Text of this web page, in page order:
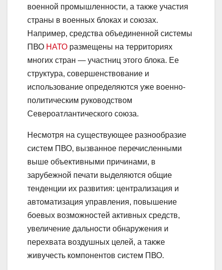
военной промышленности, а также участия
страны в военных блоках и союзах.
Например, средства объединенной системы
ПВО НАТО размещены на территориях
многих стран — участниц этого блока. Ее
структура, совершенствование и
использование определяются уже военно-
политическим руководством
Североатлантического союза.
Несмотря на существующее разнообразие
систем ПВО, вызванное перечисленными
выше объективными причинами, в
зарубежной печати выделяются общие
тенденции их развития: централизация и
автоматизация управления, повышение
боевых возможностей активных средств,
увеличение дальности обнаружения и
перехвата воздушных целей, а также
живучесть компонентов систем ПВО.